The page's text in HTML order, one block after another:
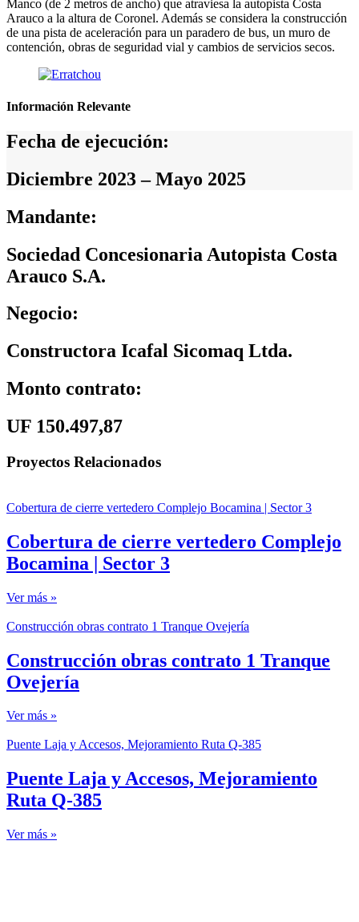
Manco (de 2 metros de ancho) que atraviesa la autopista Costa
Arauco a la altura de Coronel. Además se considera la construcción
de una pista de aceleración para un paradero de bus, un muro de
contención, obras de seguridad vial y cambios de servicios secos.
Información Relevante
Fecha de ejecución:
Diciembre 2023 – Mayo 2025
Mandante:
Sociedad Concesionaria Autopista Costa
Arauco S.A.
Negocio:
Constructora Icafal Sicomaq Ltda.
Monto contrato:
UF 150.497,87
Proyectos Relacionados
Cobertura de cierre vertedero Complejo Bocamina | Sector 3
Cobertura de cierre vertedero Complejo
Bocamina | Sector 3
Ver más »
Construcción obras contrato 1 Tranque Ovejería
Construcción obras contrato 1 Tranque
Ovejería
Ver más »
Puente Laja y Accesos, Mejoramiento Ruta Q-385
Puente Laja y Accesos, Mejoramiento
Ruta Q-385
Ver más »